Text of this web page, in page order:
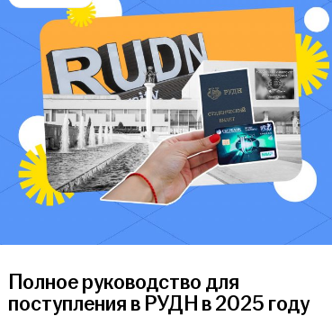
Полное руководство для
поступления в РУДН в 2025 году